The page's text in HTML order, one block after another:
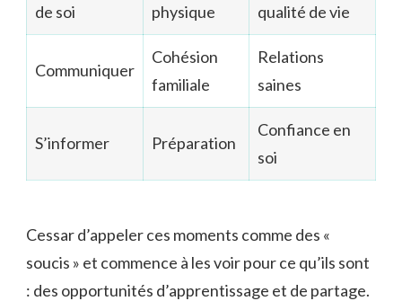
de soi
physique
qualité de vie
Communiquer
Cohésion
familiale
Relations
saines
S’informer Préparation
Confiance en
soi
Cessar d’appeler ces moments comme des «
soucis » et commence à les voir pour ce qu’ils sont
: des opportunités d’apprentissage et de partage.